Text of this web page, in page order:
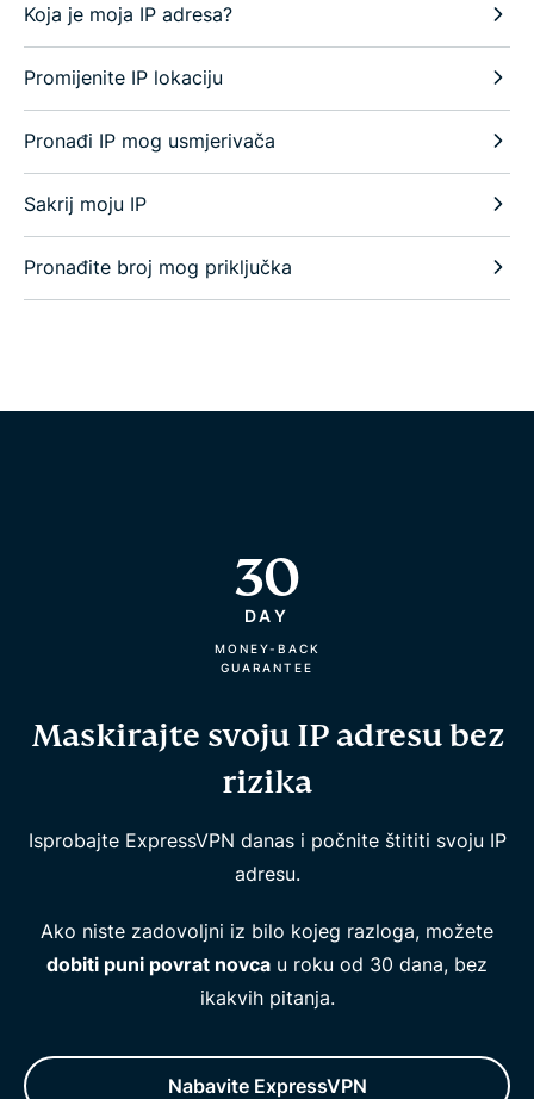
Koja je moja IP adresa?
Promijenite IP lokaciju
Pronađi IP mog usmjerivača
Sakrij moju IP
Pronađite broj mog priključka
30
DAY
MONEY-BACK
GUARANTEE
Maskirajte svoju IP adresu bez
rizika
Isprobajte ExpressVPN danas i počnite štititi svoju IP
adresu.
Ako niste zadovoljni iz bilo kojeg razloga, možete
dobiti puni povrat novca u roku od 30 dana, bez
ikakvih pitanja.
Nabavite ExpressVPN